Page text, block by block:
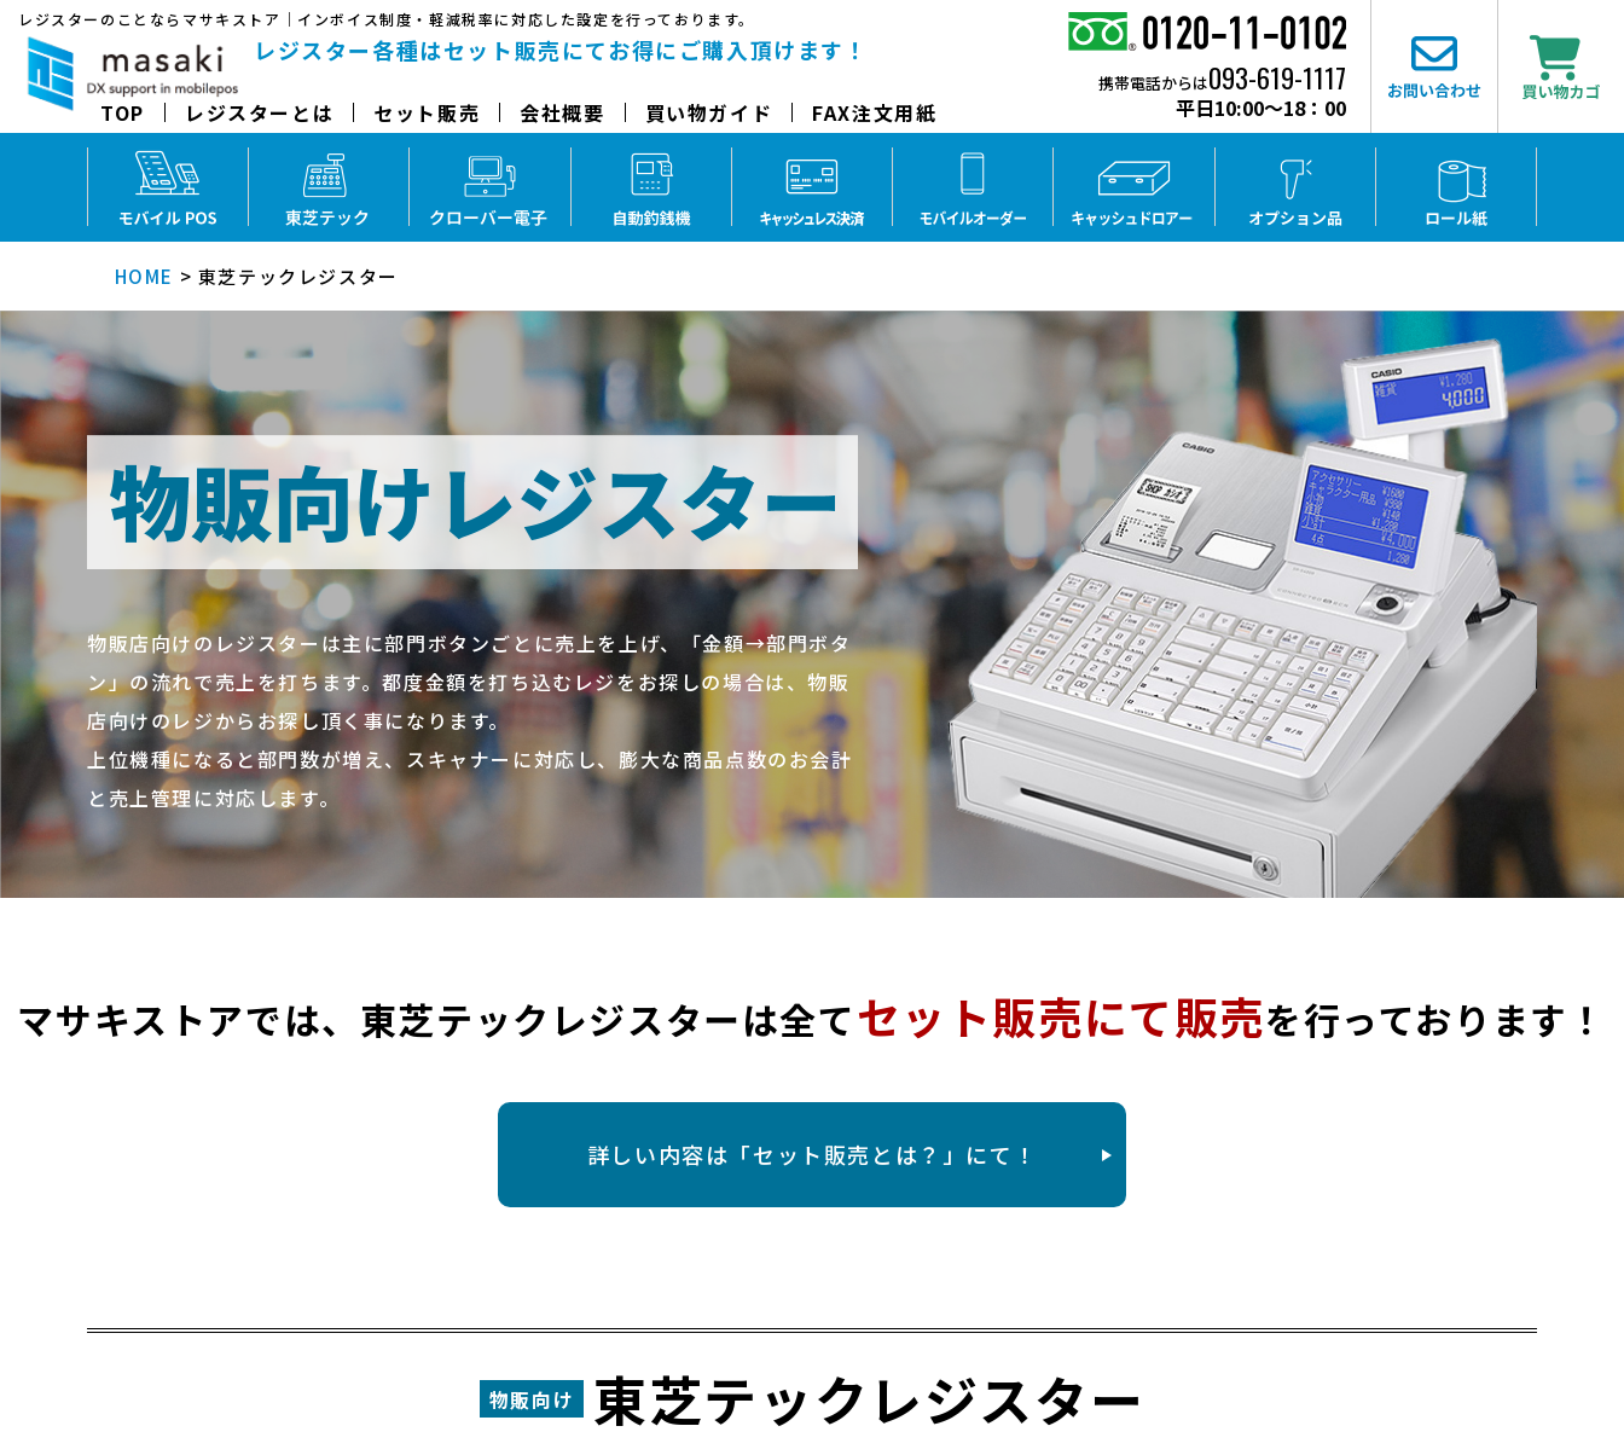
レジスターのことならマサキストア｜インボイス制度・軽減税率に対応した設定を行っております。
レジスターのことならマサキストア
レジスター各種はセット販売にてお得にご購入頂けます！
携帯電話からは093-619-1117
平日10:00〜18：00
お問い合わせ
TOP レジスターとは セット販売 会社概要 買い物ガイド
FAX注文用紙
モバイルPOS
東芝テックレジスタークローバー電子レジスター
自動釣銭機 キャッシュレス決済モバイルオーダー キャッシュドロアーオプション品
HOME > 東芝テックレジスター
物販店向けのレジスターは主に部門ボタンごとに売上を上げ、「金額→部門ボタ
ン」の流れで売上を打ちます。都度金額を打ち込むレジをお探しの場合は、物販
店向けのレジからお探し頂く事になります。
上位機種になると部門数が増え、スキャナーに対応し、膨大な商品点数のお会計
と売上管理に対応します。
マサキストアでは、東芝テックレジスターは全てセット販売にて販売を行っております！
詳しい内容は「セット販売とは？」にて！
物販向け 東芝テックレジスター